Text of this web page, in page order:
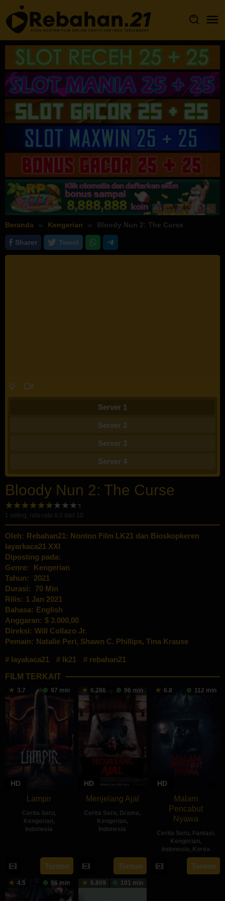
Loncat
ke
konten
Beranda Kengerian Bloody Nun 2: The Curse
Sharer Tweet
Server 1
Server 2
Server 3
Server 4
Bloody Nun 2: The Curse
1 voting, rata-rata 6.0 dari 10
Oleh: Rebahan21: Nonton Film LK21 dan Bioskopkeren
layarkaca21 XXI
Diposting pada:
Genre:
Kengerian
Tahun:
2021
Durasi:
70 Min
Rilis: 1 Jan 2021
Bahasa: English
Anggaran: $ 3.000,00
Direksi: Will Collazo Jr.
Pemain: Natalie Peri, Shawn C. Phillips, Tina Krause
layakaca21 lk21
rebahan21
FILM TERKAIT
3.7 97 min
HD
Lampir
Cerita Seru,
Kengerian,
Indonesia
Feb
2024
Gulardi
Tonton
6.286 96 min
HD
Menjelang Ajal
Cerita Seru, Drama,
Kengerian,
Indonesia
Apr
2024
Daeng
Ratu
Tonton
6.8 112 min
HD
Malam
Pencabut
Nyawa
Cerita Seru, Fantasi,
Kengerian,
Indonesia, Korea
22
May
Sidharta
Tata
Tonton
4.5 86 min 6.809 101 min